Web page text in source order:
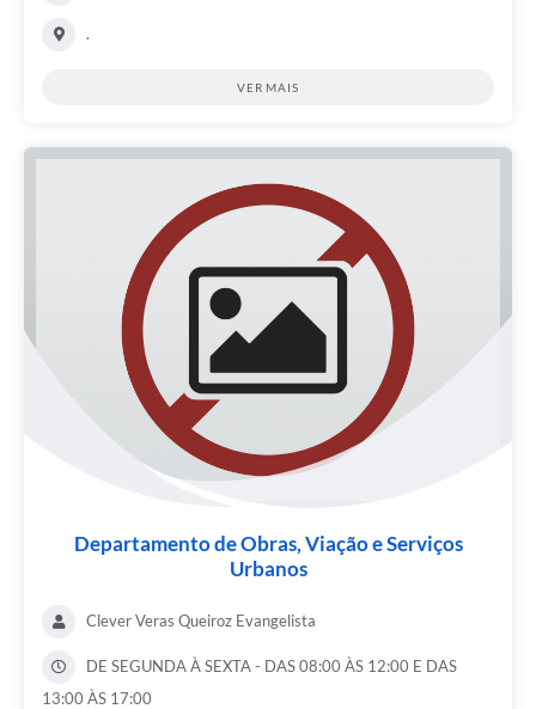
.
VER MAIS
Departamento de Obras, Viação e Serviços
Urbanos
Clever Veras Queiroz Evangelista
DE SEGUNDA À SEXTA - DAS 08:00 ÀS 12:00 E DAS
13:00 ÀS 17:00